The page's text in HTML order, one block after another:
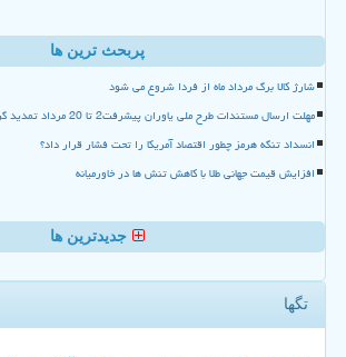
پربحث ترین ها
شارژ کالا برگ مرداد ماه از فردا شروع می شود
مهلت ارسال مستندات طرح ملی یاوران پیشرفت2 تا 20 مرداد تمدید گردید
انسداد تنگه هرمز چطور اقتصاد آمریکا را تحت فشار قرار داد؟
افزایش قیمت جهانی طلا با کاهش تنش ها در خاورمیانه
جدیدترین ها
تگها